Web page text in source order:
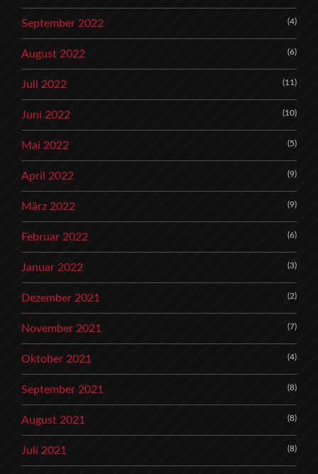
September 2022 (4)
August 2022 (6)
Juli 2022 (11)
Juni 2022 (10)
Mai 2022 (5)
April 2022 (9)
März 2022 (9)
Februar 2022 (6)
Januar 2022 (3)
Dezember 2021 (2)
November 2021 (7)
Oktober 2021 (4)
September 2021 (8)
August 2021 (8)
Juli 2021 (8)